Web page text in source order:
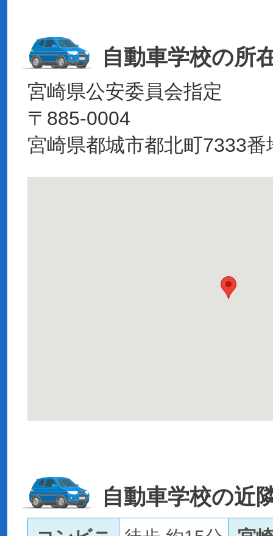
自動車学校の所
宮崎県公安委員会指定
〒885-0004
宮崎県都城市都北町7333番
自動車学校の近